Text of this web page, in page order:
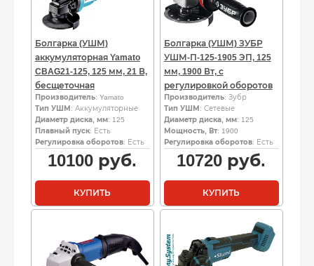
Болгарка (УШМ)
аккумуляторная Yamato
CBAG21-125, 125 мм, 21 В,
бесщеточная
Производитель: Yamato
Тип УШМ : Аккумуляторные
Диаметр диска, мм: 125
Плавный пуск: Есть
Регулировка оборотов: Есть
10100 руб.
КУПИТЬ
Болгарка (УШМ) ЗУБР
УШМ-П-125-1905 ЭП, 125
мм, 1900 Вт, с
регулировкой оборотов
Производитель: Зубр
Тип УШМ : Сетевые
Диаметр диска, мм: 125
Мощность, Вт: 1900
Регулировка оборотов: Есть
10720 руб.
КУПИТЬ